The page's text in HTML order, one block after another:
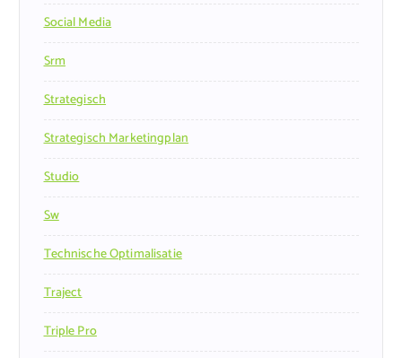
Social Media
Srm
Strategisch
Strategisch Marketingplan
Studio
Sw
Technische Optimalisatie
Traject
Triple Pro